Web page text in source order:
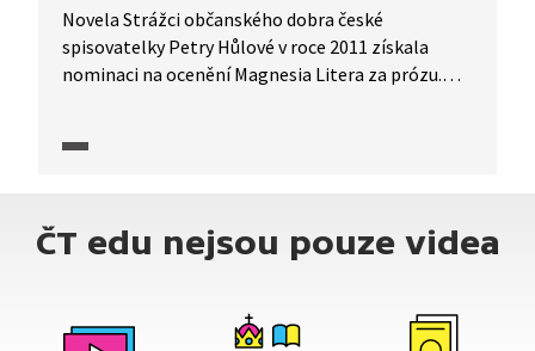
Novela Strážci občanského dobra české
spisovatelky Petry Hůlové v roce 2011 získala
nominaci na ocenění Magnesia Litera za prózu.
za své vítězství a systém zdánlivé rovnosti
ČT edu nejsou pouze videa